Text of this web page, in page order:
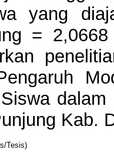
yang
=
Kab.
Tesis)